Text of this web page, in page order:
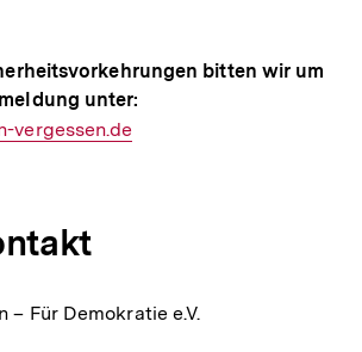
bitten wir um
unter:
vergessen.de
– Für Demokratie e.V.